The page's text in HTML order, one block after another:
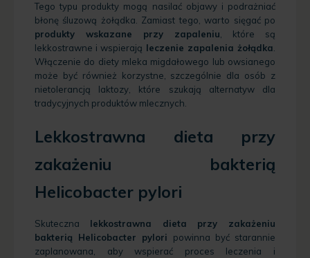
Tego typu produkty mogą nasilać objawy i podrażniać
błonę śluzową żołądka. Zamiast tego, warto sięgać po
produkty wskazane przy zapaleniu, które są
lekkostrawne i wspierają leczenie zapalenia żołądka.
Włączenie do diety mleka migdałowego lub owsianego
może być również korzystne, szczególnie dla osób z
nietolerancją laktozy, które szukają alternatyw dla
tradycyjnych produktów mlecznych.
Lekkostrawna dieta przy
zakażeniu bakterią
Helicobacter pylori
Skuteczna lekkostrawna dieta przy zakażeniu
bakterią Helicobacter pylori powinna być starannie
zaplanowana, aby wspierać proces leczenia i